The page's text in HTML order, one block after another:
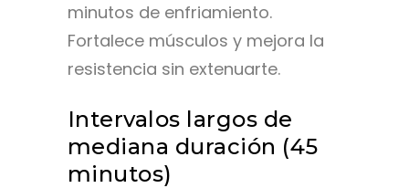
minutos de enfriamiento.
Fortalece músculos y mejora la
resistencia sin extenuarte.
Intervalos largos de
mediana duración (45
minutos)